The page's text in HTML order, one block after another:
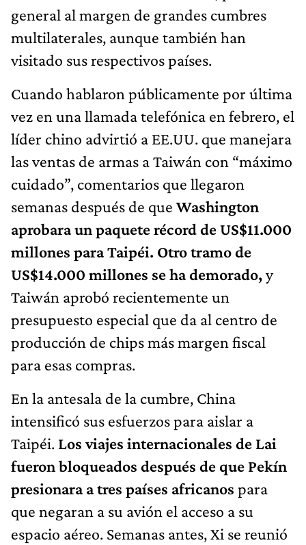
general al margen de grandes cumbres
multilaterales, aunque también han
visitado sus respectivos países.
Cuando hablaron públicamente por última
vez en una llamada telefónica en febrero, el
líder chino advirtió a EE.UU. que manejara
las ventas de armas a Taiwán con “máximo
cuidado”, comentarios que llegaron
semanas después de que Washington
aprobara un paquete récord de US$11.000
millones para Taipéi. Otro tramo de
US$14.000 millones se ha demorado,y
Taiwán aprobó recientemente un
presupuesto especial que da al centro de
producción de chips más margen fiscal
para esas compras.
En la antesala de la cumbre, China
intensificó sus esfuerzos para aislar a
Taipéi. Los viajes internacionales de Lai
fueron bloqueados después de que Pekín
presionara a tres países africanos para
que negaran a su avión el acceso a su
espacio aéreo. Semanas antes, Xi se reunió